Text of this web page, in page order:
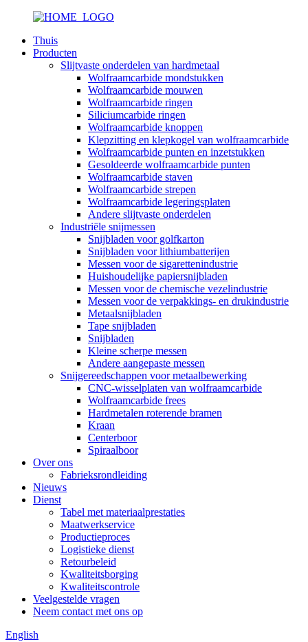
Thuis
Producten
Slijtvaste onderdelen van hardmetaal
Wolfraamcarbide mondstukken
Wolfraamcarbide mouwen
Wolfraamcarbide ringen
Siliciumcarbide ringen
Wolfraamcarbide knoppen
Klepzitting en klepkogel van wolfraamcarbide
Wolfraamcarbide punten en inzetstukken
Gesoldeerde wolfraamcarbide punten
Wolfraamcarbide staven
Wolfraamcarbide strepen
Wolfraamcarbide legeringsplaten
Andere slijtvaste onderdelen
Industriële snijmessen
Snijbladen voor golfkarton
Snijbladen voor lithiumbatterijen
Messen voor de sigarettenindustrie
Huishoudelijke papiersnijbladen
Messen voor de chemische vezelindustrie
Messen voor de verpakkings- en drukindustrie
Metaalsnijbladen
Tape snijbladen
Snijbladen
Kleine scherpe messen
Andere aangepaste messen
Snijgereedschappen voor metaalbewerking
CNC-wisselplaten van wolfraamcarbide
Wolfraamcarbide frees
Hardmetalen roterende bramen
Kraan
Centerboor
Spiraalboor
Over ons
Fabrieksrondleiding
Nieuws
Dienst
Tabel met materiaalprestaties
Maatwerkservice
Productieproces
Logistieke dienst
Retourbeleid
Kwaliteitsborging
Kwaliteitscontrole
Veelgestelde vragen
Neem contact met ons op
English